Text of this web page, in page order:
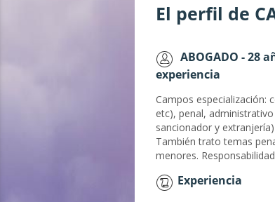
El perfil de
ABOGADO - 28
experiencia
Campos especialización:
etc), penal,
sancionador y
También trato temas
menores.
Experiencia